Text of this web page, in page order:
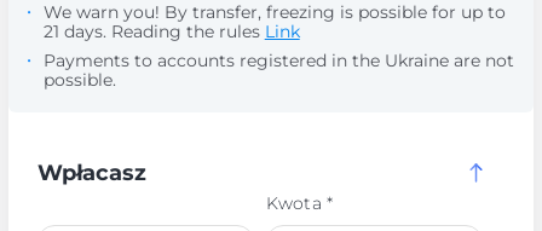
We warn you! By transfer, freezing is possible for up to
21 days. Reading the rules Link
Payments to accounts registered in the Ukraine are not
possible.
Wpłacasz
Kwota *